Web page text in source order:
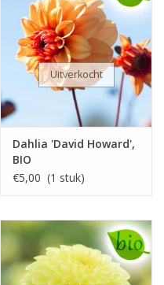
Uitverkocht
Dahlia 'David Howard',
BIO
€5,00 (1 stuk)